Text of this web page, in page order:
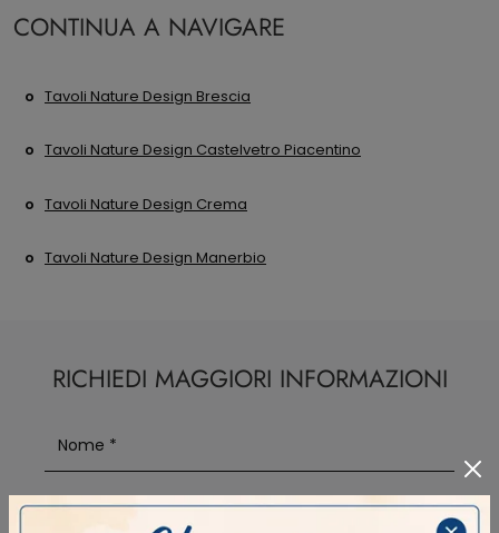
CONTINUA A NAVIGARE
Tavoli Nature Design Brescia
Tavoli Nature Design Castelvetro Piacentino
Tavoli Nature Design Crema
Tavoli Nature Design Manerbio
RICHIEDI MAGGIORI INFORMAZIONI